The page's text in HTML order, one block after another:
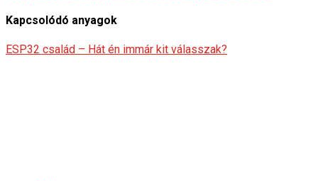
Kapcsolódó anyagok
ESP32 család – Hát én immár kit válasszak?